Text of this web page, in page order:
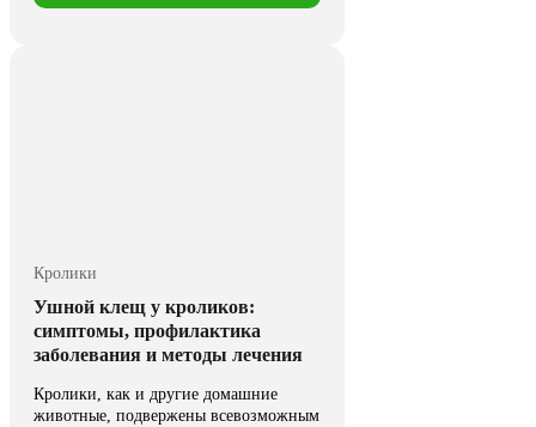
Кролики
Ушной клещ у кроликов:
симптомы, профилактика
заболевания и методы лечения
Кролики, как и другие домашние
животные, подвержены всевозможным